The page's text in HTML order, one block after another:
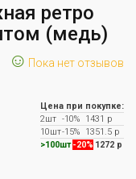
ретро
(медь)
☺ Пока нет отзывов
Цена при покупке:
2шт -10% 1431 р
10шт-15% 1351.5 р
>100шт -20% 1272 р